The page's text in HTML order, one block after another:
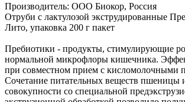
Производитель: ООО Биокор, Россия
Отруби с лактулозой экструдированные
Лито, упаковка 200 г пакет
Пребиотики - продукты, стимулирующие
нормальной микрофлоры кишечника.
при совместном прием с кисломолочными
Сочетание питательных веществ пшеницы
совокупности со специальной